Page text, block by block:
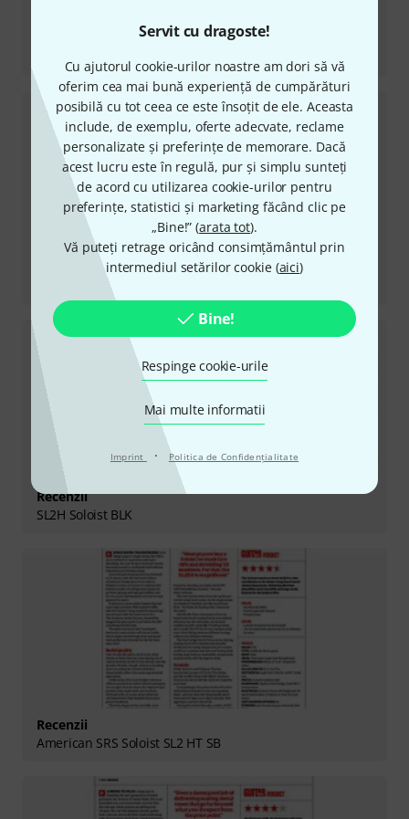
Servit cu dragoste!
Cu ajutorul cookie-urilor noastre am dori să vă
oferim cea mai bună experiență de cumpărături
posibilă cu tot ceea ce este însoțit de ele. Aceasta
include, de exemplu, oferte adecvate, reclame
personalizate și preferințe de memorare. Dacă
acest lucru este în regulă, pur și simplu sunteți
de acord cu utilizarea cookie-urilor pentru
preferințe, statistici și marketing făcând clic pe
„Bine!” (arata tot).
Vă puteți retrage oricând consimțământul prin
intermediul setărilor cookie (aici)
Bine!
Respinge cookie-urile
Mai multe informatii
Imprint · Politica de Confidenţialitate
Adrian Smith SDX MN SW
Adrian Smith SDXQ Trans Green
Recenzii
SL2H Soloist BLK
Recenzii
American SRS Soloist SL2 HT SB